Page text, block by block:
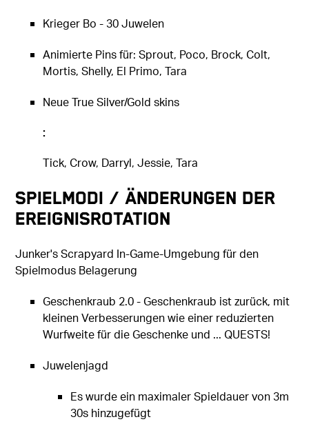
Krieger Bo - 30 Juwelen
Animierte Pins für: Sprout, Poco, Brock, Colt,
Mortis, Shelly, El Primo, Tara
Neue True Silver/Gold skins
:
Tick, Crow, Darryl, Jessie, Tara
Spielmodi / Änderungen der
Ereignisrotation
Junker's Scrapyard In-Game-Umgebung für den
Spielmodus Belagerung
Geschenkraub 2.0 - Geschenkraub ist zurück, mit
kleinen Verbesserungen wie einer reduzierten
Wurfweite für die Geschenke und ... QUESTS!
Juwelenjagd
Es wurde ein maximaler Spieldauer von 3m
30s hinzugefügt